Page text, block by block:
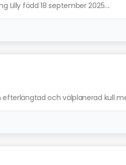
Lilly född 18 september 2025....
och välplanerad kull